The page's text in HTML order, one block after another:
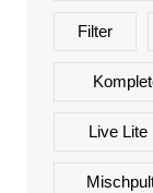
Filter
Live Lite